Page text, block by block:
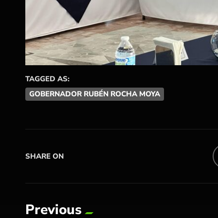
TAGGED AS:
GOBERNADOR RUBÉN ROCHA MOYA
SHARE ON
Previous